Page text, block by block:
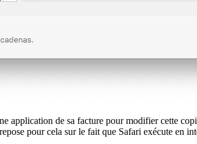
application de sa facture pour modifier cette
pour cela sur le fait que Safari exécute en